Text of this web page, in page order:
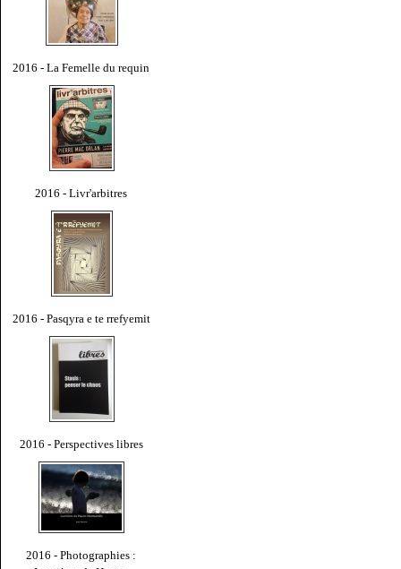
2016 - La Femelle du requin
2016 - Livr'arbitres
2016 - Pasqyra e te rrefyemit
2016 - Perspectives libres
2016 - Photographies :